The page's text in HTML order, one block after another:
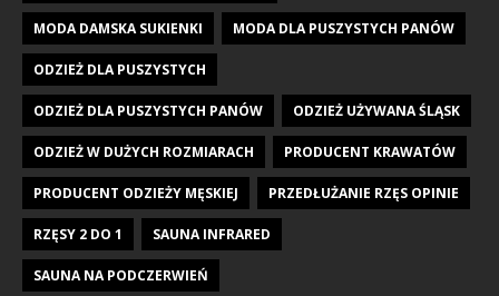
MODA DAMSKA SUKIENKI MODA DLA PUSZYSTYCH PANÓW
ODZIEŻ DLA PUSZYSTYCH
ODZIEŻ DLA PUSZYSTYCH PANÓW ODZIEŻ UŻYWANA ŚLĄSK
ODZIEŻ W DUŻYCH ROZMIARACH PRODUCENT KRAWATÓW
PRODUCENT ODZIEŻY MĘSKIEJ PRZEDŁUŻANIE RZĘS OPINIE
RZĘSY 2 DO 1 SAUNA INFRARED
SAUNA NA PODCZERWIEŃ